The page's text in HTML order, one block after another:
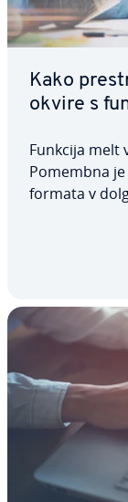
Kako
okvire s
Funkcija melt
Pomembna
formata v